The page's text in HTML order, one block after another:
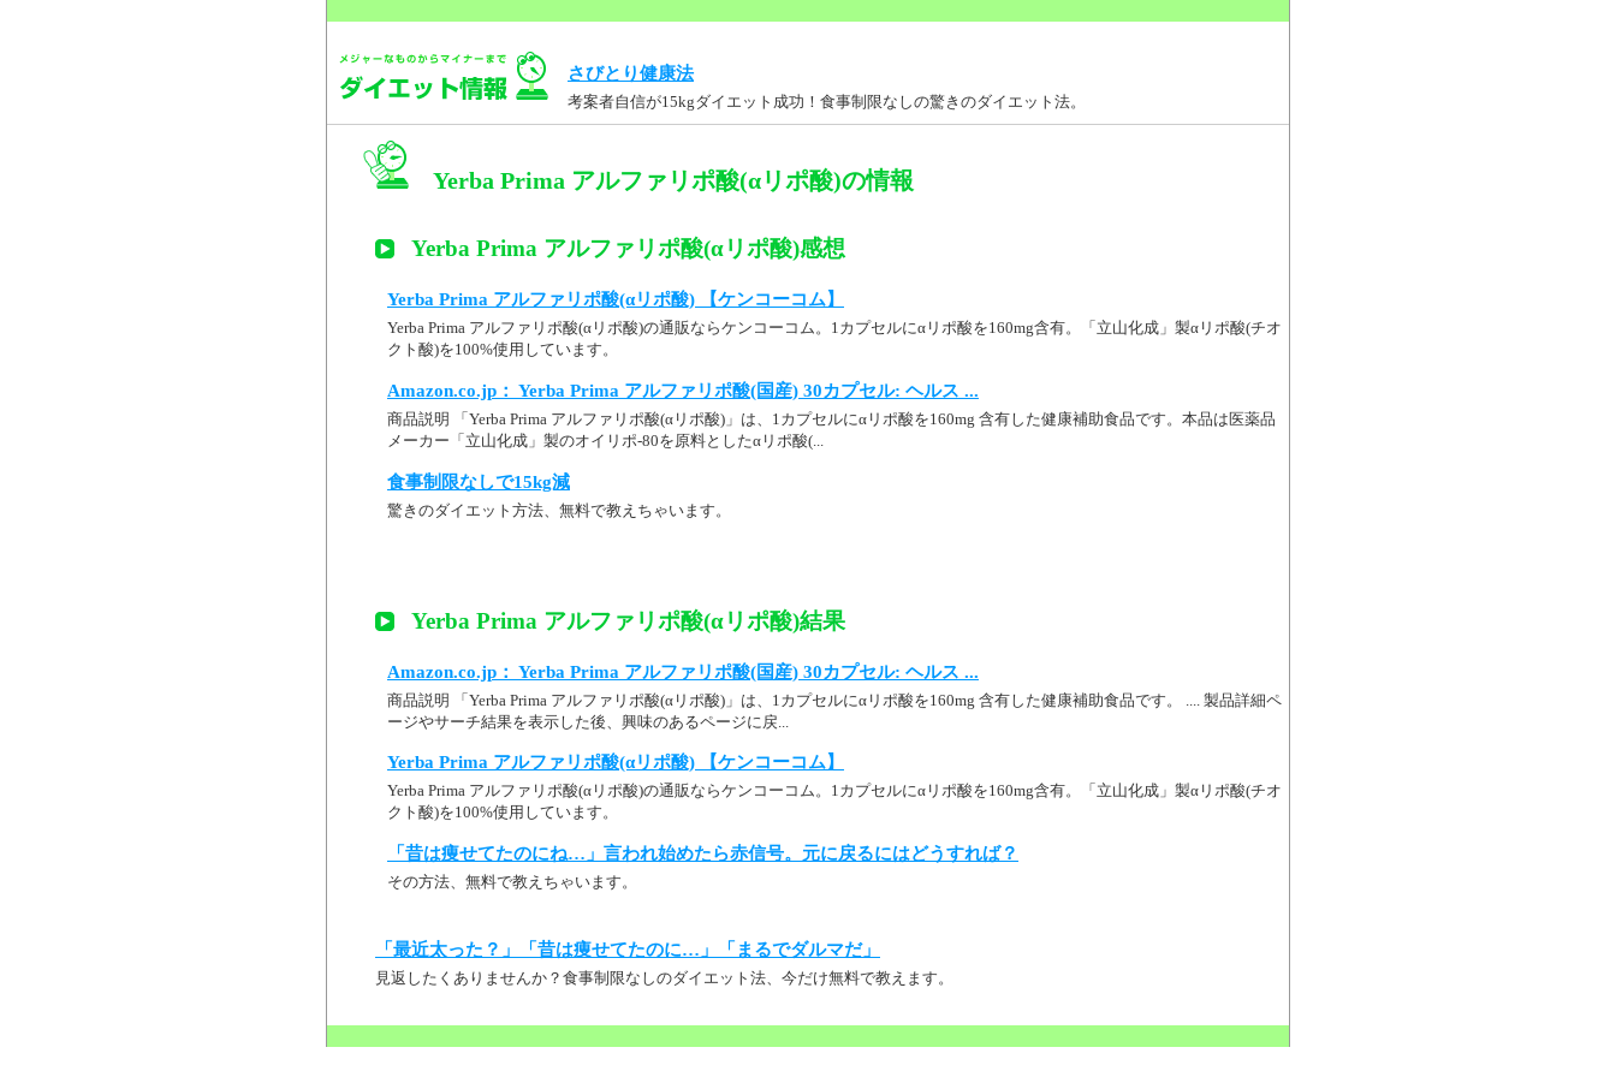
さびとり健康法
考案者自信が15kgダイエット成功！食事制限なしの驚きのダイエット法。
Yerba Prima アルファリポ酸(αリポ酸)の情報
Yerba Prima アルファリポ酸(αリポ酸)感想
Yerba Prima アルファリポ酸(αリポ酸) 【ケンコーコム】
Yerba Prima アルファリポ酸(αリポ酸)の通販ならケンコーコム。1カプセルにαリポ酸を160mg含有。「立山化成」製αリポ酸(チオ
クト酸)を100%使用しています。
Amazon.co.jp： Yerba Prima アルファリポ酸(国産) 30カプセル: ヘルス ...
商品説明 「Yerba Prima アルファリポ酸(αリポ酸)」は、1カプセルにαリポ酸を160mg 含有した健康補助食品です。本品は医薬品
メーカー「立山化成」製のオイリポ-80を原料としたαリポ酸(...
食事制限なしで15kg減
驚きのダイエット方法、無料で教えちゃいます。
Yerba Prima アルファリポ酸(αリポ酸)結果
Amazon.co.jp： Yerba Prima アルファリポ酸(国産) 30カプセル: ヘルス ...
商品説明 「Yerba Prima アルファリポ酸(αリポ酸)」は、1カプセルにαリポ酸を160mg 含有した健康補助食品です。 .... 製品詳細ペ
ージやサーチ結果を表示した後、興味のあるページに戻...
Yerba Prima アルファリポ酸(αリポ酸) 【ケンコーコム】
Yerba Prima アルファリポ酸(αリポ酸)の通販ならケンコーコム。1カプセルにαリポ酸を160mg含有。「立山化成」製αリポ酸(チオ
クト酸)を100%使用しています。
「昔は痩せてたのにね…」言われ始めたら赤信号。元に戻るにはどうすれば？
その方法、無料で教えちゃいます。
「最近太った？」「昔は痩せてたのに…」「まるでダルマだ」
見返したくありませんか？食事制限なしのダイエット法、今だけ無料で教えます。